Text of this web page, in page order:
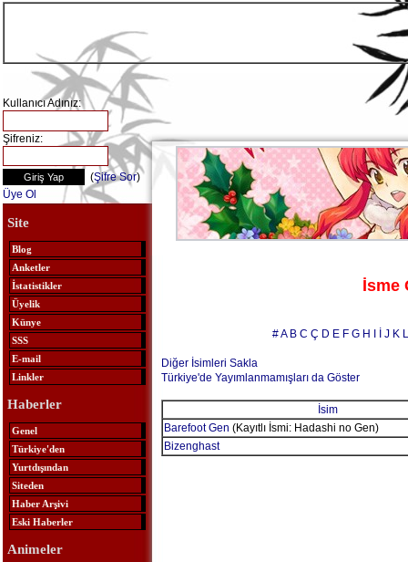
Kullanıcı Adınız:
Şifreniz:
(Şifre Sor)
Üye Ol
Site
Blog
Anketler
İstatistikler
Üyelik
Künye
SSS
E-mail
Linkler
Haberler
Genel
Türkiye'den
Yurtdışından
Siteden
Haber Arşivi
Eski Haberler
Animeler
İsme
#A B C Ç D E F G H J K L
Diğer İsimleri Sakla
Türkiye'de Yayımlanmamışları da Göster
İsim
Barefoot Gen (Kayıtlı İsmi: Hadashi no Gen)
Bizenghast